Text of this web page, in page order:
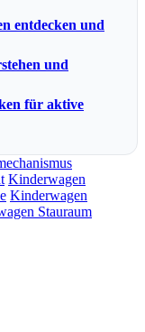
entdecken und
und
für aktive
Kinderwagen
Kinderwagen
Stauraum